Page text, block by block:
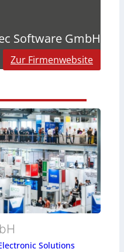
Software GmbH
Zur Firmenwebsite
Solutions